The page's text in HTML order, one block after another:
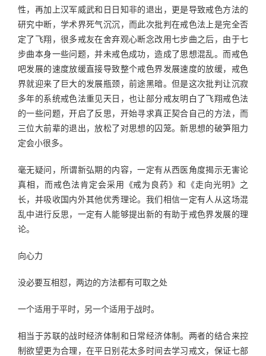
性，再加上汉军威武和日日知非的退出，更是导致戒色方法的
研究中断，学术界死气沉沉，而此次批判在戒色法上是完全否
定了飞翔，很多戒友在舍弃观心断念改用七步曲之后，由于七
步曲本身一些问题，并未戒色成功，造成了思想混乱。而戒色
吧发展的速度放缓直接导致整个戒色界发展速度的放缓，戒色
界就迎来了巨大的发展瓶颈，前途黑暗。但是这次批判让沉寂
多年的系统戒色法重见天日，也让部分戒友明白了飞翔戒色法
的一些问题，开启了反思，开始寻求真正契合自己的方法，而
三位大前辈的退出，放松了对思想的囚笼。新思想的破笋阻力
定会小很多。
毫无疑问，所谓新弘期的内容，一定有从西医角度揭示无害论
真相，而戒色法肯定会采用《戒为良药》和《走向光明》之
长，并吸收国内外其他优秀理论。我们相信一定有人从这场混
乱中进行反思，一定有人能够提出新的有助于戒色界发展的理
论。
向心力
没必要互相怼，两边的方法都有可取之处
一个适用于平时，另一个适用于战时。
相当于苏联的战时经济体制和日常经济体制。两者的结合来控
制欲望更为合理，在平日别花太多时间去学习戒文，保证七部